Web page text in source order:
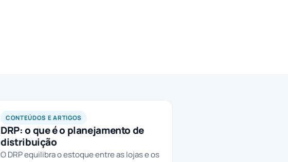
CONTEÚDOS E ARTIGOS
DRP: o que é o planejamento de
distribuição
O DRP equilibra o estoque entre as lojas e os